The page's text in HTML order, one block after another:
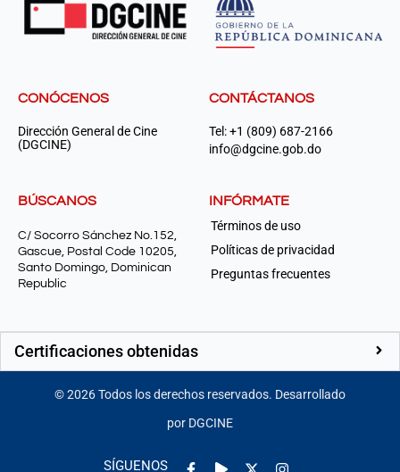
CONÓCENOS
Dirección General de Cine
(DGCINE)
CONTÁCTANOS
Tel: +1 (809) 687-2166
info@dgcine.gob.do
BÚSCANOS
C/ Socorro Sánchez No.152,
Gascue, Postal Code 10205,
Santo Domingo, Dominican
Republic
INFÓRMATE
Términos de uso
Políticas de privacidad
Preguntas frecuentes
Certificaciones obtenidas
©2026Todos los derechos reservados. Desarrollado
por DGCINE
SÍGUENOS
Facebook-
Play Instagram